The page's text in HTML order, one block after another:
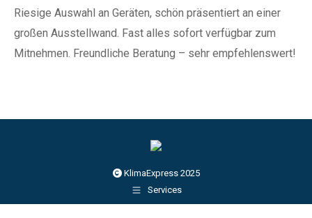
Riesige Auswahl an Geräten, schön präsentiert an einer
großen Ausstellwand. Fast alles sofort verfügbar zum
Mitnehmen. Freundliche Beratung – sehr empfehlenswert!
KlimaExpress 2025
Services